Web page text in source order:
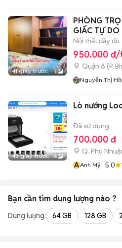
41 giây trước 7
PHÒNG
GIẤC TỰ DO
Nội thất đầy đủ
950.000 đ/
Quận 8 (P.
Nguyễn Thị
43 giây trước 6
Lò nướng
Đã sử dụng
700.000 đ
Q. Phú
AAnh Mỹ 5.0
Bạn cần tìm dung lượng nào ?
Dung lượng: 64 GB 128 GB